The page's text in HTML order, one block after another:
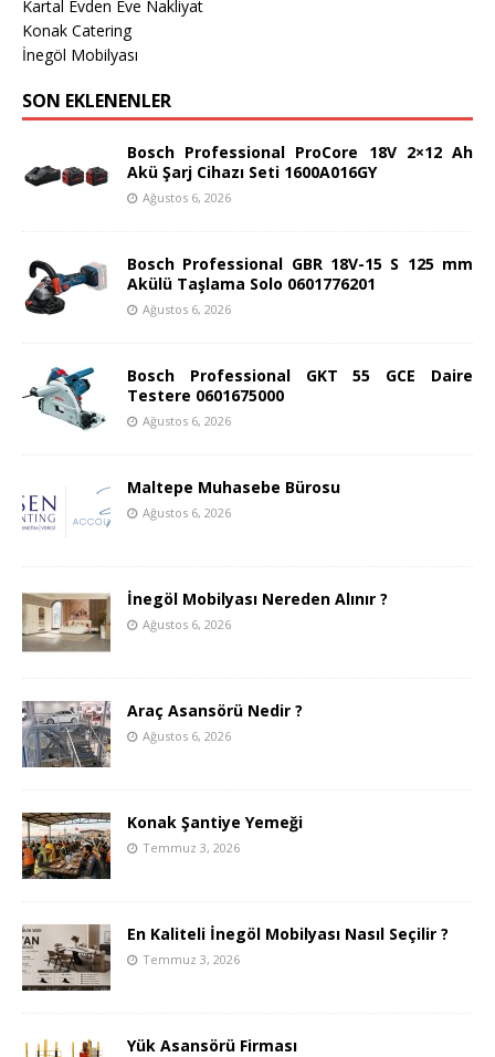
Kartal Evden Eve Nakliyat
Konak Catering
İnegöl Mobilyası
SON EKLENENLER
Bosch Professional ProCore 18V 2×12 Ah
Akü Şarj Cihazı Seti 1600A016GY
Ağustos 6, 2026
Bosch Professional GBR 18V-15 S 125 mm
Akülü Taşlama Solo 0601776201
Ağustos 6, 2026
Bosch Professional GKT 55 GCE Daire
Testere 0601675000
Ağustos 6, 2026
Maltepe Muhasebe Bürosu
Ağustos 6, 2026
İnegöl Mobilyası Nereden Alınır ?
Ağustos 6, 2026
Araç Asansörü Nedir ?
Ağustos 6, 2026
Konak Şantiye Yemeği
Temmuz 3, 2026
En Kaliteli İnegöl Mobilyası Nasıl Seçilir ?
Temmuz 3, 2026
Yük Asansörü Firması